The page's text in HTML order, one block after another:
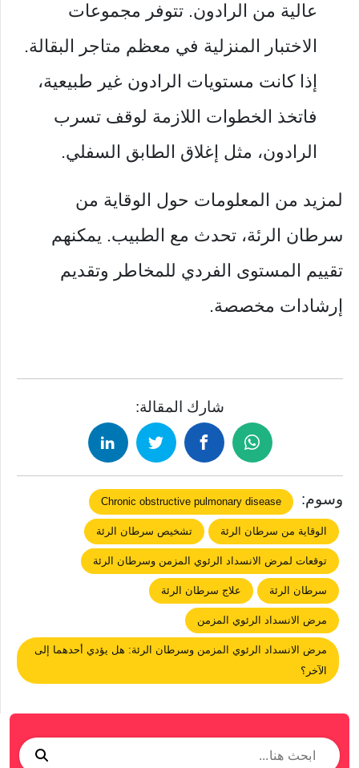
عالية من الرادون. تتوفر مجموعات
الاختبار المنزلية في معظم متاجر البقالة.
إذا كانت مستويات الرادون غير طبيعية،
فاتخذ الخطوات اللازمة لوقف تسرب
الرادون، مثل إغلاق الطابق السفلي.
لمزيد من المعلومات حول الوقاية من
سرطان الرئة، تحدث مع الطبيب. يمكنهم
تقييم المستوى الفردي للمخاطر وتقديم
إرشادات مخصصة.
شارك المقالة:
وسوم: Chronic obstructive pulmonary disease
الوقاية من سرطان الرئة تشخيص سرطان الرئة
توقعات لمرض الانسداد الرئوي المزمن وسرطان الرئة
سرطان الرئة علاج سرطان الرئة
مرض الانسداد الرئوي المزمن
مرض الانسداد الرئوي المزمن وسرطان الرئة: هل يؤدي أحدهما إلى
الآخر؟